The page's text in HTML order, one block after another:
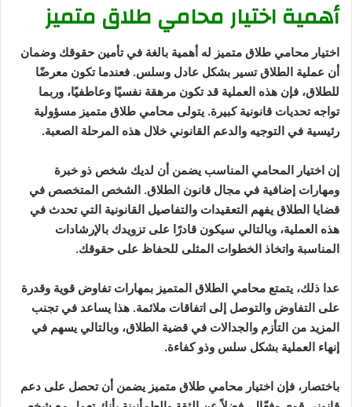
أهمية اختيار محامي طلاق متميز
اختيار محامي طلاق متميز له أهمية بالغة في تأمين حقوقك وضمان
أن عملية الطلاق تسير بشكل عادل وسلس. فعندما تكون معرضًا
للطلاق، فإن هذه العملية قد تكون مرهقة نفسيًا وعاطفيًا، وربما
تواجه تحديات قانونية كبيرة. يتولى محامي طلاق متميز مسؤولية
رئيسية في التوجيه والدعم القانوني خلال هذه المرحلة الصعبة.
إن اختيار المحامي المناسب يضمن أن لديك شخص ذو خبرة
ومهارات إضافية في مجال قانون الطلاق. الشخص المتخصص في
قضايا الطلاق يفهم التعقيدات والتفاصيل القانونية التي تحدث في
هذه العملية، وبالتالي سيكون قادرًا على تزويدك بالإرشادات
المناسبة واتخاذ الخطوات المثلى للحفاظ على حقوقك.
عدا ذلك، يتمتع محامي الطلاق المتميز بمهارات تفاوض قوية وقدرة
على التفاوض والتوصل إلى اتفاقات ملائمة. هذا يساعد في تجنب
المزيد من التأزم والجدالات في قضية الطلاق، وبالتالي يسهم في
إنهاء العملية بشكل سلس وذو كفاءة.
باختصار، فإن اختيار محامي طلاق متميز يضمن أن تحصل على دعم